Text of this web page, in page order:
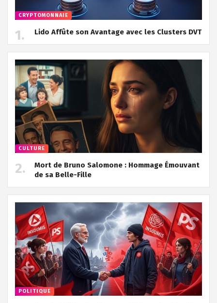
CRYPTOMONNAIE
Lido Affûte son Avantage avec les Clusters DVT
CULTURE
Mort de Bruno Salomone : Hommage Émouvant
de sa Belle-Fille
POLITIQUE